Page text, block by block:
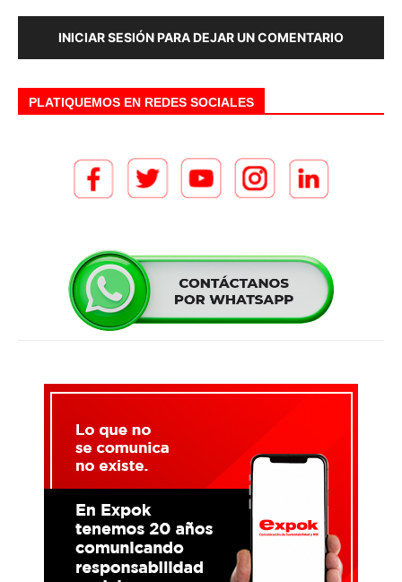
INICIAR SESIÓN PARA DEJAR UN COMENTARIO
PLATIQUEMOS EN REDES SOCIALES